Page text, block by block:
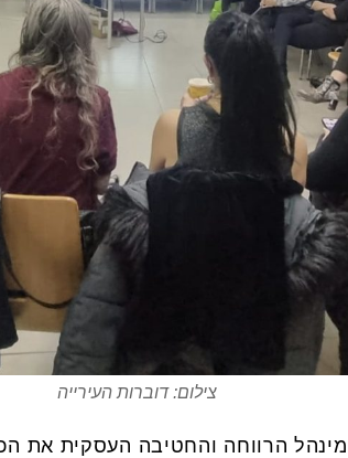
צילום: דוברות העירייה
הרווחה והחטיבה העסקית את